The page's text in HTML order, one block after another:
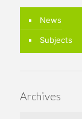
News
Subjects
Archives